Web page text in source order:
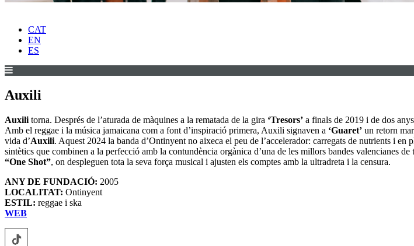
CAT
EN
ES
Auxili
Auxili torna. Després de l’aturada de màquines a la rematada de la gira ‘Tresors’ a finals de 2019 i de dos
Amb el reggae i la música jamaicana com a font d’inspiració primera, Auxili signaven a ‘Guaret’ un retorn
vida d’Auxili. Aquest 2024 la banda d’Ontinyent no aixeca el peu de l’accelerador: carregats de nutrients i
sintètics que combinen a la perfecció amb la contundència orgànica d’una de les millors bandes valencianes de
“One Shot”, on despleguen tota la seva força musical i ajusten els comptes amb la ultradreta i la censura.
ANY DE FUNDACIÓ: 2005
LOCALITAT: Ontinyent
ESTIL: reggae i ska
WEB